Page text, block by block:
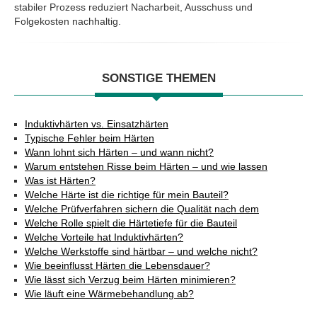
stabiler Prozess reduziert Nacharbeit, Ausschuss und
Folgekosten nachhaltig.
SONSTIGE THEMEN
Induktivhärten vs. Einsatzhärten
Typische Fehler beim Härten
Wann lohnt sich Härten – und wann nicht?
Warum entstehen Risse beim Härten – und wie lassen
Was ist Härten?
Welche Härte ist die richtige für mein Bauteil?
Welche Prüfverfahren sichern die Qualität nach dem
Welche Rolle spielt die Härtetiefe für die Bauteil
Welche Vorteile hat Induktivhärten?
Welche Werkstoffe sind härtbar – und welche nicht?
Wie beeinflusst Härten die Lebensdauer?
Wie lässt sich Verzug beim Härten minimieren?
Wie läuft eine Wärmebehandlung ab?